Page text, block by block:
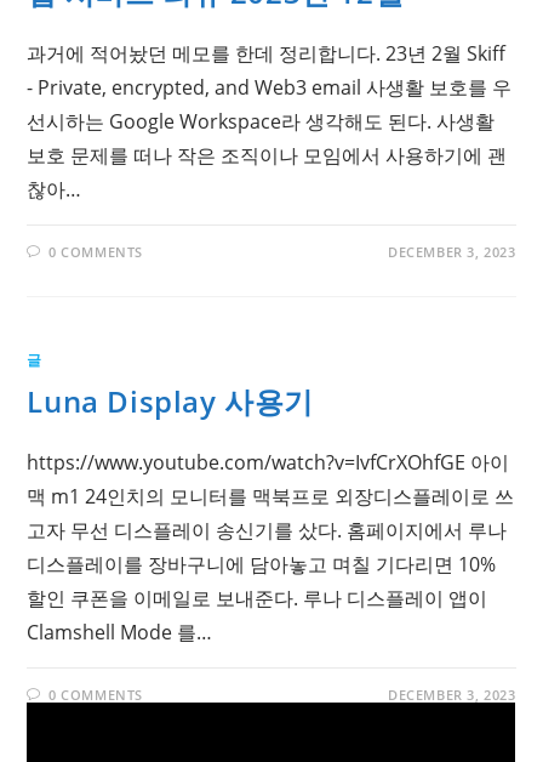
과거에 적어놨던 메모를 한데 정리합니다. 23년 2월 Skiff
- Private, encrypted, and Web3 email 사생활 보호를 우
선시하는 Google Workspace라 생각해도 된다. 사생활
보호 문제를 떠나 작은 조직이나 모임에서 사용하기에 괜
찮아…
0 COMMENTS DECEMBER 3, 2023
글
Luna Display 사용기
https://www.youtube.com/watch?v=IvfCrXOhfGE 아이
맥 m1 24인치의 모니터를 맥북프로 외장디스플레이로 쓰
고자 무선 디스플레이 송신기를 샀다. 홈페이지에서 루나
디스플레이를 장바구니에 담아놓고 며칠 기다리면 10%
할인 쿠폰을 이메일로 보내준다. 루나 디스플레이 앱이
Clamshell Mode 를…
0 COMMENTS DECEMBER 3, 2023